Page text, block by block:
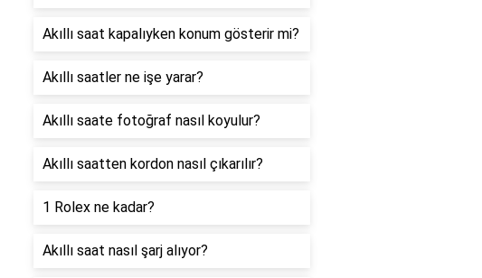
Akıllı saat kapalıyken konum gösterir mi?
Akıllı saatler ne işe yarar?
Akıllı saate fotoğraf nasıl koyulur?
Akıllı saatten kordon nasıl çıkarılır?
1 Rolex ne kadar?
Akıllı saat nasıl şarj alıyor?